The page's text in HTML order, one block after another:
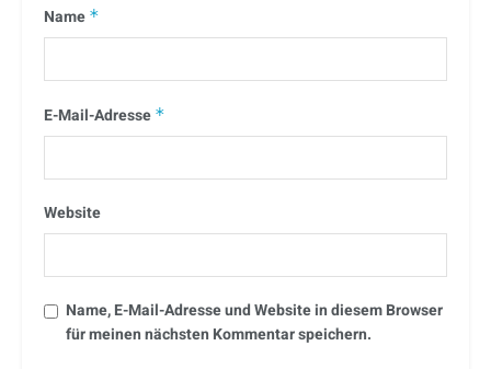
Name *
E-Mail-Adresse *
Website
Name, E-Mail-Adresse und Website in diesem Browser
für meinen nächsten Kommentar speichern.